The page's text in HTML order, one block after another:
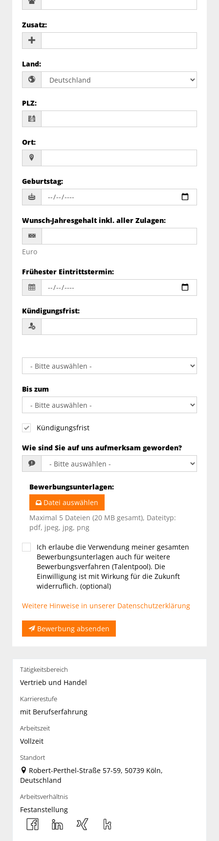
Zusatz:
Land:
PLZ:
Ort:
Geburtstag:
Wunsch-Jahresgehalt inkl. aller Zulagen:
Euro
Frühester Eintrittstermin:
Kündigungsfrist:
Bis zum
Kündigungsfrist
Wie sind Sie auf uns aufmerksam geworden?
Bewerbungsunterlagen:
Datei auswählen
Maximal 5 Dateien (20 MB gesamt), Dateityp:
pdf, jpeg, jpg, png
Ich erlaube die Verwendung meiner gesamten
Bewerbungsunterlagen auch für weitere
Bewerbungsverfahren (Talentpool). Die
Einwilligung ist mit Wirkung für die Zukunft
widerruflich. (optional)
Weitere Hinweise in unserer Datenschutzerklärung
Bewerbung absenden
Tätigkeitsbereich
Vertrieb und Handel
Karrierestufe
mit Berufserfahrung
Arbeitszeit
Vollzeit
Standort
Robert-Perthel-Straße 57-59, 50739 Köln,
Deutschland
Arbeitsverhältnis
Festanstellung